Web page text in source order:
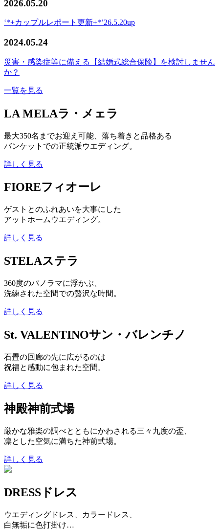
2026.05.20
‘*+カップルレポート更新+*’26.5.20up
2024.05.24
災害・感染症等に備える【結婚式総合保険】を検討しません
か？
一覧を見る
LA MELAラ・メェラ
最大350名までお迎え可能、落ち着きと品格ある
バンケットでの正統派ウエディング。
詳しく見る
FIOREフィオーレ
ゲストとのふれあいを大事にした
アットホームウエディング。
詳しく見る
STELAステラ
360度のパノラマに浮かぶ、
洗練された空間での贅沢な時間。
詳しく見る
St. VALENTINOサン・バレンチノ
石畳の回廊の先に広がるのは
祝福と感動に包まれた空間。
詳しく見る
神殿神前式場
厳かな雅楽の調べとともにかわされる三々九度の盃、
凛とした空気に満ちた神前式場。
詳しく見る
DRESS ドレス
ウエディングドレス、カラードレス、
白無垢に色打掛け…